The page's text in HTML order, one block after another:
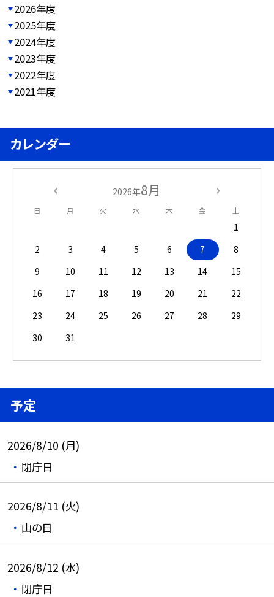
2026年度
2025年度
2024年度
2023年度
2022年度
2021年度
カレンダー
2026年8月
日 月 火 水 木 金 土
1
2
3 4 5 6 7
8
9
10 11 12 13 14
15
16
17 18 19 20 21
22
23
24 25 26 27 28
29
30
31
予定
2026/8/10 (月)
閉庁日
2026/8/11 (火)
山の日
2026/8/12 (水)
閉庁日